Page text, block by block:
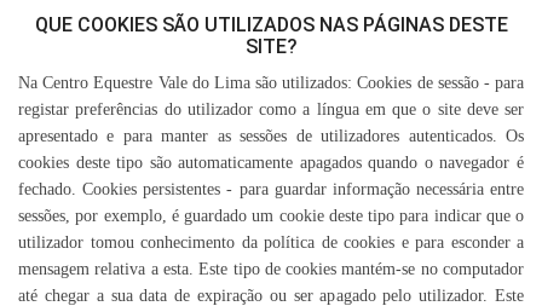
QUE COOKIES SÃO UTILIZADOS NAS PÁGINAS DESTE
SITE?
Na Centro Equestre Vale do Lima são utilizados: Cookies de sessão - para
registar preferências do utilizador como a língua em que o site deve ser
apresentado e para manter as sessões de utilizadores autenticados. Os
cookies deste tipo são automaticamente apagados quando o navegador é
fechado. Cookies persistentes - para guardar informação necessária entre
sessões, por exemplo, é guardado um cookie deste tipo para indicar que o
utilizador tomou conhecimento da política de cookies e para esconder a
mensagem relativa a esta. Este tipo de cookies mantém-se no computador
até chegar a sua data de expiração ou ser apagado pelo utilizador. Este